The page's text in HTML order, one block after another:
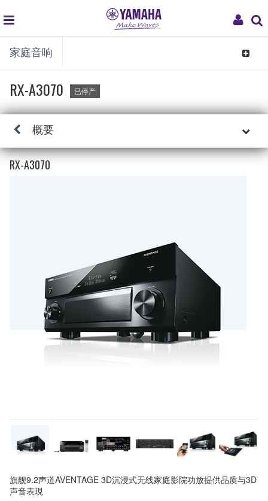
My
global
navigation
家庭音响
Toggle
RX-A3070 已停产
概要
RX-A3070
旗舰9.2声道AVENTAGE 3D沉浸式无线家庭影院功放提供品质与3D
声音表現